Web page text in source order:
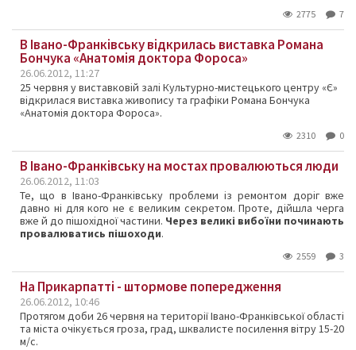
2775 7
В Івано-Франківську відкрилась виставка Романа
Бончука «Анатомія доктора Фороса»
26.06.2012, 11:27
25 червня у виставковій залі Культурно-мистецького центру «Є»
відкрилася виставка живопису та графіки Романа Бончука
«Анатомія доктора Фороса».
2310 0
В Івано-Франківську на мостах провалюються люди
26.06.2012, 11:03
Те, що в Івано-Франківську проблеми із ремонтом доріг вже
давно ні для кого не є великим секретом. Проте, дійшла черга
вже й до пішохідної частини. Через великі вибоїни починають
провалюватись пішоходи.
2559 3
На Прикарпатті - штормове попередження
26.06.2012, 10:46
Протягом доби 26 червня на території Івано-Франківської області
та міста очікується гроза, град, шквалисте посилення вітру 15-20
м/с.